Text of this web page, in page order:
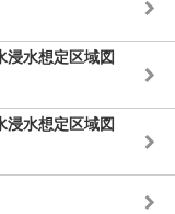
浸水想定区域図
浸水想定区域図